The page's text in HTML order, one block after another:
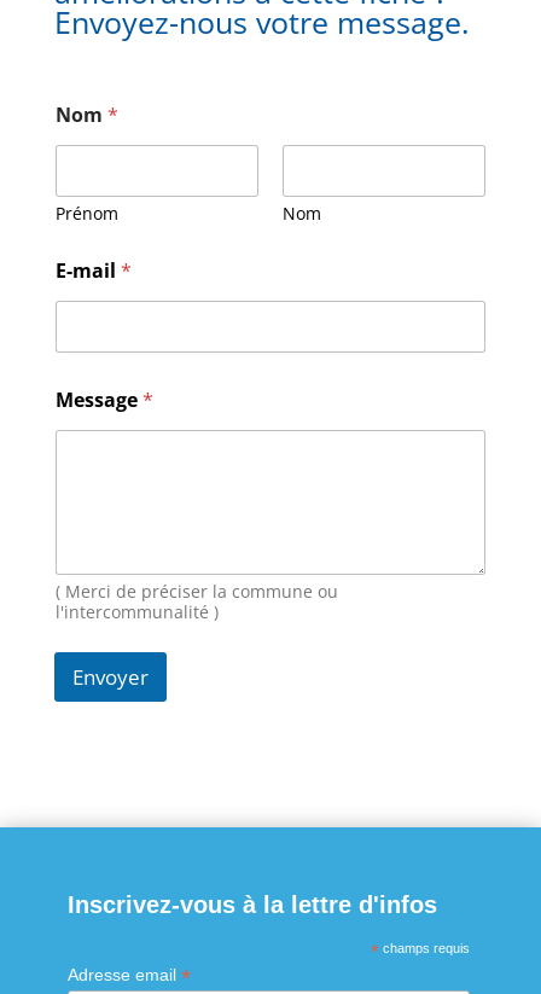
Envoyez-nous votre message.
Nom *
Prénom Nom
e
s
a
e
N
o
i
l
E-mail *
Message*
( Merci de préciser la commune ou
l'intercommunalité )
Envoyer
Inscrivez-vous à la lettre d'infos
* champs requis
Adresse email *